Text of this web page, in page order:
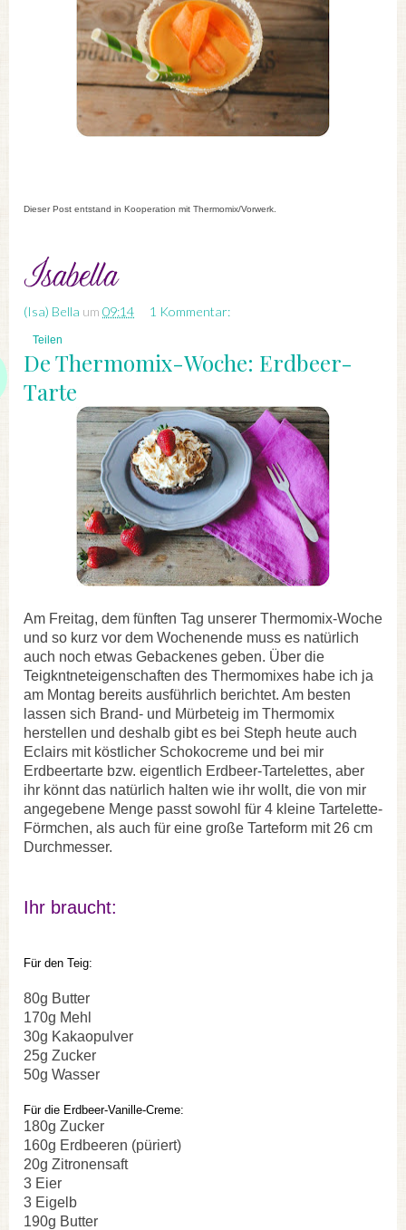
Dieser Post entstand in Kooperation mit Thermomix/Vorwerk.
(Isa) Bella um 09:14 1 Kommentar:
Teilen
De Thermomix-Woche: Erdbeer-
Tarte
Am Freitag, dem fünften Tag unserer Thermomix-Woche
und so kurz vor dem Wochenende muss es natürlich
auch noch etwas Gebackenes geben. Über die
Teigkntneteigenschaften des Thermomixes habe ich ja
am Montag bereits ausführlich berichtet. Am besten
lassen sich Brand- und Mürbeteig im Thermomix
herstellen und deshalb gibt es bei Steph heute auch
Eclairs mit köstlicher Schokocreme und bei mir
Erdbeertarte bzw. eigentlich Erdbeer-Tartelettes, aber
ihr könnt das natürlich halten wie ihr wollt, die von mir
angegebene Menge passt sowohl für 4 kleine Tartelette-
Förmchen, als auch für eine große Tarteform mit 26 cm
Durchmesser.
Ihr braucht:
Für den Teig:
80g Butter
170g Mehl
30g Kakaopulver
25g Zucker
50g Wasser
Für die Erdbeer-Vanille-Creme:
180g Zucker
160g Erdbeeren (püriert)
20g Zitronensaft
3 Eier
3 Eigelb
190g Butter